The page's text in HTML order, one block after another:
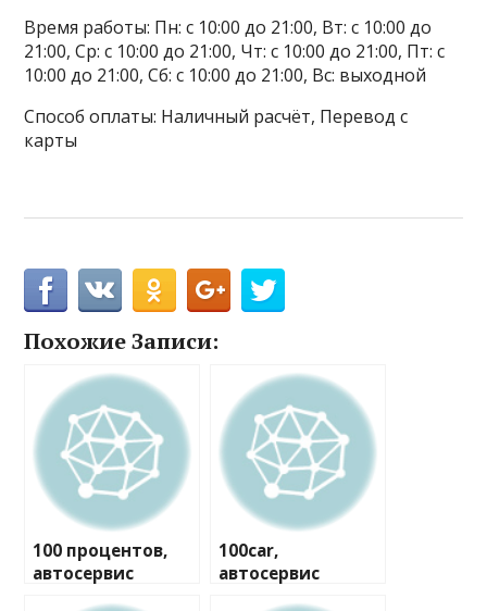
Время работы: Пн: с 10:00 до 21:00, Вт: с 10:00 до
21:00, Ср: с 10:00 до 21:00, Чт: с 10:00 до 21:00, Пт: с
10:00 до 21:00, Сб: с 10:00 до 21:00, Вс: выходной
Способ оплаты: Наличный расчёт, Перевод с
карты
Похожие Записи:
100 процентов,
автосервис
100car,
автосервис